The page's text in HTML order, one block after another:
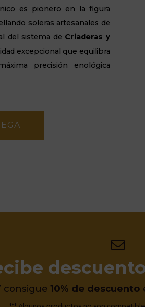
es pionero en la figura
soleras artesanales de
del sistema de Criaderas y
excepcional que equilibra
precisión enológica
consigue 10% de descuento